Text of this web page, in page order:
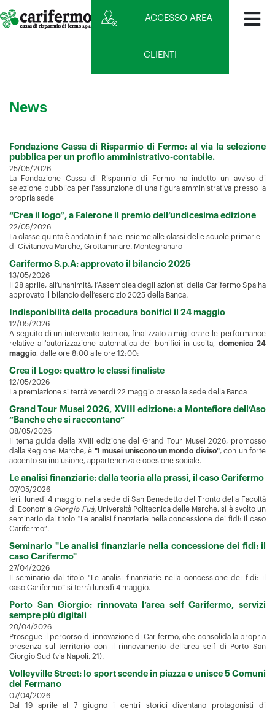
ACCESSO AREA
CLIENTI
News
Fondazione Cassa di Risparmio di Fermo: al via la selezione
pubblica per un profilo amministrativo-contabile.
25/05/2026
La Fondazione Cassa di Risparmio di Fermo ha indetto un avviso di
selezione pubblica per l'assunzione di una figura amministrativa presso la
propria sede
“Crea il logo”, a Falerone il premio dell’undicesima edizione
22/05/2026
La classe quinta è andata in finale insieme alle classi delle scuole primarie
di Civitanova Marche, Grottammare. Montegranaro
Carifermo S.p.A: approvato il bilancio 2025
13/05/2026
Il 28 aprile, all’unanimità, l’Assemblea degli azionisti della Carifermo Spa ha
approvato il bilancio dell’esercizio 2025 della Banca.
Indisponibilità della procedura bonifici il 24 maggio
12/05/2026
A seguito di un intervento tecnico, finalizzato a migliorare le performance
relative all'autorizzazione automatica dei bonifici in uscita, domenica 24
maggio, dalle ore 8:00 alle ore 12:00:
Crea il Logo: quattro le classi finaliste
12/05/2026
La premiazione si terrà venerdì 22 maggio presso la sede della Banca
Grand Tour Musei 2026, XVIII edizione: a Montefiore dell’Aso
“Banche che si raccontano”
08/05/2026
Il tema guida della XVIII edizione del Grand Tour Musei 2026, promosso
dalla Regione Marche, è "I musei uniscono un mondo diviso", con un forte
accento su inclusione, appartenenza e coesione sociale.
Le analisi finanziarie: dalla teoria alla prassi, il caso Carifermo
07/05/2026
Ieri, lunedì 4 maggio, nella sede di San Benedetto del Tronto della Facoltà
di Economia Giorgio Fuà,Università Politecnica delle Marche, si è svolto un
seminario dal titolo “Le analisi finanziarie nella concessione dei fidi: il caso
Carifermo”.
Seminario "Le analisi finanziarie nella concessione dei fidi: il
caso Carifermo"
27/04/2026
Il seminario dal titolo "Le analisi finanziarie nella concessione dei fidi: il
caso Carifermo” si terrà lunedì 4 maggio.
Porto San Giorgio: rinnovata l’area self Carifermo, servizi
sempre più digitali
20/04/2026
Prosegue il percorso di innovazione di Carifermo, che consolida la propria
presenza sul territorio con il rinnovamento dell’area self di Porto San
Giorgio Sud (via Napoli, 21).
Volleyville Street: lo sport scende in piazza e unisce 5 Comuni
del Fermano
07/04/2026
Dal 19 aprile al 7 giugno i centri storici diventano protagonisti di